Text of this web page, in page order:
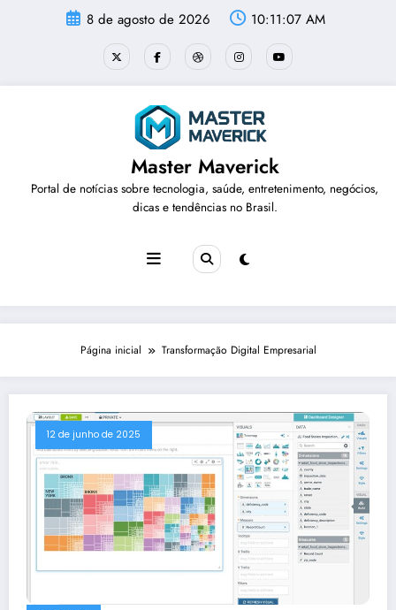
8 de agosto de 2026 10:11:07 AM
Master Maverick
Portal de notícias sobre tecnologia, saúde, entretenimento, negócios,
dicas e tendências no Brasil.
Página inicial Transformação Digital Empresarial
12 de junho de 2025